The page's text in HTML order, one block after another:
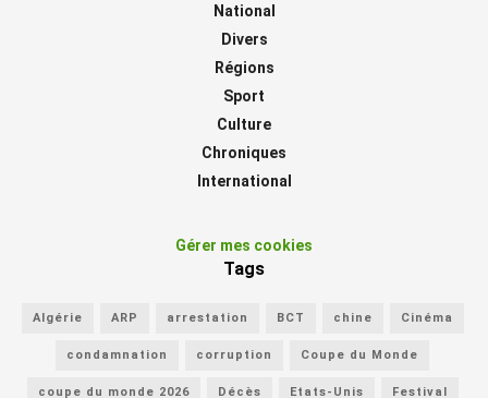
National
Divers
Régions
Sport
Culture
Chroniques
International
Gérer mes cookies
Tags
Algérie ARP arrestation BCT chine Cinéma
condamnation corruption Coupe du Monde
coupe du monde 2026 Décès Etats-Unis Festival